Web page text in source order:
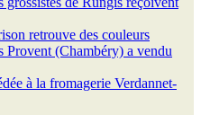
retrouve des couleurs
(Chambéry) a vendu
à la fromagerie Verdannet-